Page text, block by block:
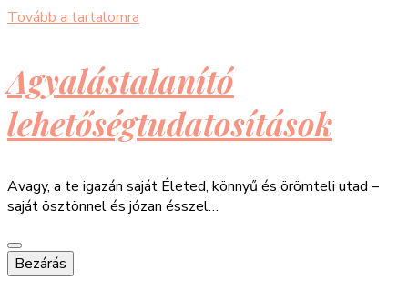
Tovább a tartalomra
Agyalástalanító
lehetőségtudatosítások
Avagy, a te igazán saját Életed, könnyű és örömteli utad –
saját ösztönnel és józan ésszel…
Bezárás